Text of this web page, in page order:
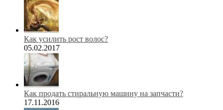
Как усилить рост волос?
05.02.2017
Как продать стиральную машину на запчасти?
17.11.2016